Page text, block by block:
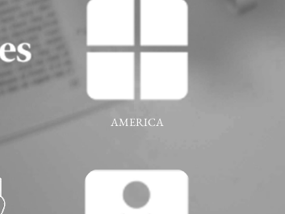
AMERICA